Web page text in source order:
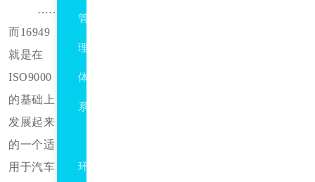
……
而16949
就是在
ISO9000
的基础上
发展起来
的一个适
用于汽车
管
理
体
系
环